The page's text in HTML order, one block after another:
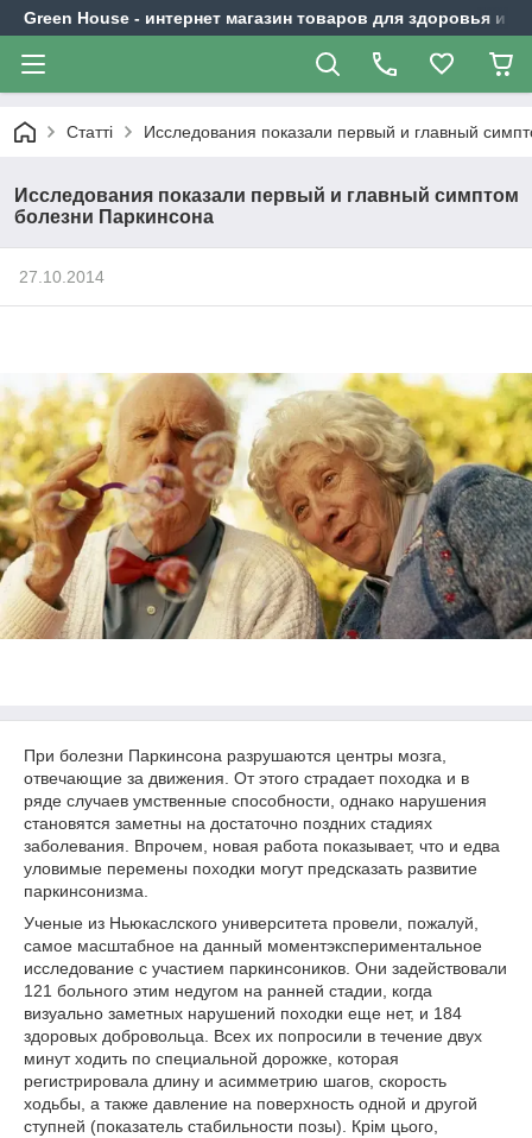
Green House - интернет магазин товаров для здоровья и
Статті Исследования показали первый и главный
Исследования показали первый и главный симптом
болезни Паркинсона
27.10.2014
При болезни Паркинсона разрушаются центры мозга,
отвечающие за движения. От этого страдает походка и в
ряде случаев умственные способности, однако нарушения
становятся заметны на достаточно поздних стадиях
заболевания. Впрочем, новая работа показывает, что и едва
уловимые перемены походки могут предсказать развитие
паркинсонизма.
Ученые из Ньюкаслского университета провели, пожалуй,
самое масштабное на данный моментэкспериментальное
исследование с участием паркинсоников. Они задействовали
121 больного этим недугом на ранней стадии, когда
визуально заметных нарушений походки еще нет, и 184
здоровых добровольца. Всех их попросили в течение двух
минут ходить по специальной дорожке, которая
регистрировала длину и асимметрию шагов, скорость
ходьбы, а также давление на поверхность одной и другой
ступней (показатель стабильности позы). Крім цього,